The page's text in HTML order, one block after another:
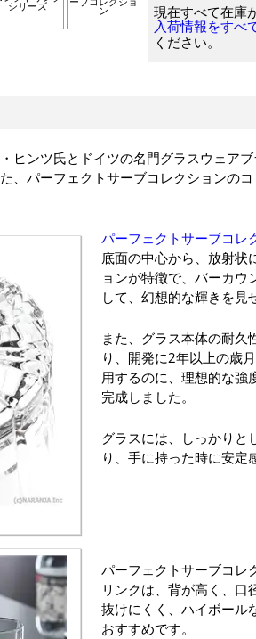
シリーズ ン 現在すべて在庫
入荷情報をすべ
ください。
ヒンツ氏とドイツの名門グラスウェア
、パーフェクトサーブコレクションの
パーフェクトサーブコレ
底面の中心から、放射状
ョンが特徴で、バーカウ
して、幻想的な輝きを見
また、グラス本体の耐久
り、開発に2年以上の歳
用するのに、理想的な強
完成しました。
グラスには、しっかりと
り、手に持った時に安定
パーフェクトサーブコレ
リンクは、背が高く、口
抜けにくく、ハイボール
おすすめです。